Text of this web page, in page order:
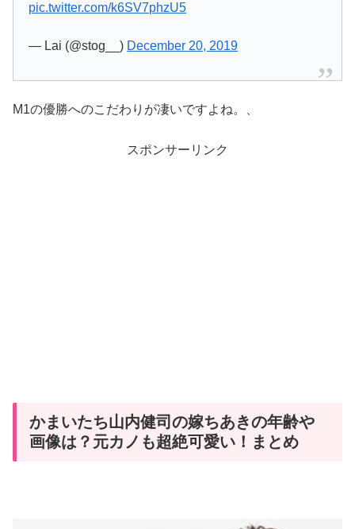
pic.twitter.com/k6SV7phzU5
— Lai (@stog__) December 20, 2019
M1の優勝へのこだわりが凄いですよね。、
スポンサーリンク
かまいたち山内健司の嫁ちあきの年齢や
画像は？元カノも超絶可愛い！まとめ